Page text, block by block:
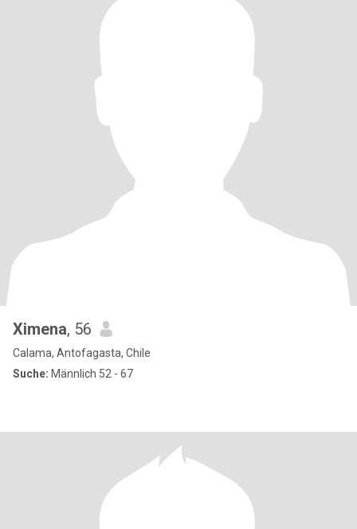
Ximena, 56
Calama, Antofagasta, Chile
Suche: Männlich 52 - 67